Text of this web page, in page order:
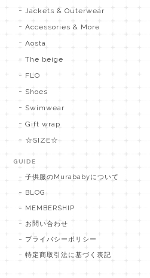
Jackets & Outerwear
Accessories & More
Aosta
The beige
FLO
Shoes
Swimwear
Gift wrap
☆SIZE☆
GUIDE
子供服のMurababyについて
BLOG
MEMBERSHIP
お問い合わせ
プライバシーポリシー
特定商取引法に基づく表記